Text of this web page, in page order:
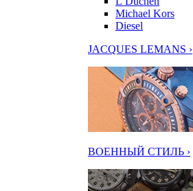
Michael Kors
Diesel
JACQUES LEMANS ›
ВОЕННЫЙ СТИЛЬ ›